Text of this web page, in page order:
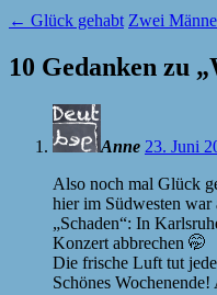
← Glück gehabt Zwei
10 Gedanken zu „
Anne 23. Juni
Also noch mal Glück
hier im Südwesten
„Schaden“: In
Konzert abbrechen 🤭
Die frische Luft tut
Schönes Wochenende!